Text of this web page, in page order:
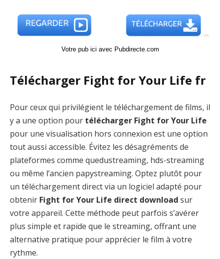
Votre pub ici avec Pubdirecte.com
Télécharger Fight for Your Life fr
Pour ceux qui privilégient le téléchargement de films, il
y a une option pour télécharger Fight for Your Life
pour une visualisation hors connexion est une option
tout aussi accessible. Évitez les désagréments de
plateformes comme quedustreaming, hds-streaming
ou même l’ancien papystreaming. Optez plutôt pour
un téléchargement direct via un logiciel adapté pour
obtenir Fight for Your Life direct download sur
votre appareil. Cette méthode peut parfois s’avérer
plus simple et rapide que le streaming, offrant une
alternative pratique pour apprécier le film à votre
rythme.